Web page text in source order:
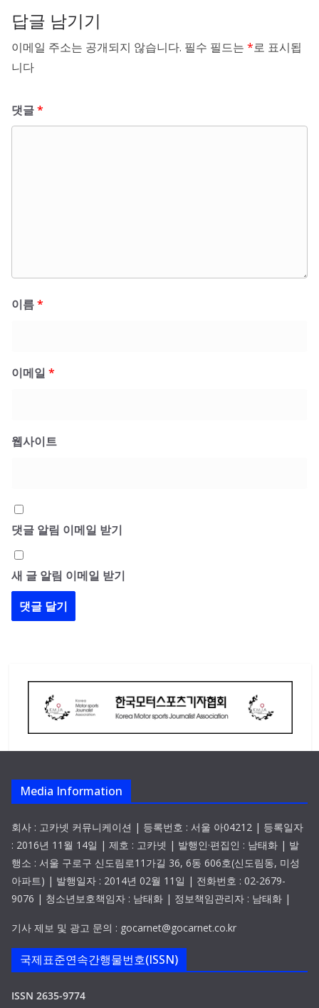
답글 남기기
이메일 주소는 공개되지 않습니다. 필수 필드는 *로 표시됩
니다
댓글*
이름*
이메일 *
웹사이트
댓글 알림 이메일 받기
새 글 알림 이메일 받기
Media Information
회사 : 고카넷 커뮤니케이션 | 등록번호 : 서울 아04212 | 등록일자
: 2016년 11월 14일 | 제호 : 고카넷 | 발행인·편집인 : 남태화 | 발
행소 : 서울 구로구 신도림로11가길 36, 6동 606호(신도림동, 미성
아파트) | 발행일자 : 2014년 02월 11일 | 전화번호 : 02-2679-
9076 | 청소년보호책임자 : 남태화 | 정보책임관리자 : 남태화 |
기사 제보 및 광고 문의 : gocarnet@gocarnet.co.kr
국제표준연속간행물번호(ISSN)
ISSN 2635-9774